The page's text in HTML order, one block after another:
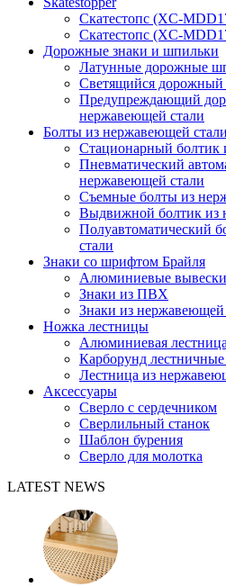
Скатестопс (XC-
Скатестопс (XC-
Дорожные знаки и шпильки
Латунные дорожные
Светящийся дорожный
Предупреждающий
нержавеющей стали
Болты из нержавеющей стали
Стационарный болтик
Пневматический
нержавеющей стали
Съемные болты из
Выдвижной болтик из
Полуавтоматический
стали
Знаки со шрифтом Брайля
Алюминиевые вывески
Знаки из ПВХ
Знаки из
Ножка лестницы
Алюминиевая
Карборунд
Лестница из
Аксессуары
Сверло с сердечником
Сверлильный станок
Шаблон бурения
Сверло для молотка
LATEST NEWS